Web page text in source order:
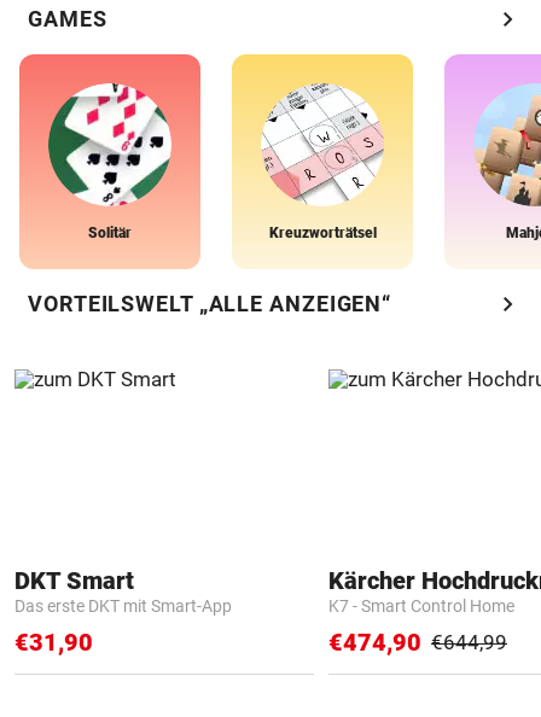
GAMES chevron_right
Solitär Kreuzworträtsel
VORTEILSWELT „ALLE ANZEIGEN“ chevron_right
DKT Smart
Das erste DKT mit Smart-App
€31,90
Kärcher
K7 - Smart Control Home
€474,90 €644,99